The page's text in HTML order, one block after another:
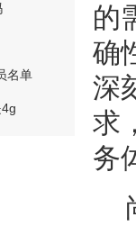
的
确
深
求
务
名单